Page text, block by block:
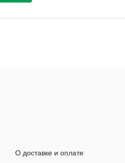
О доставке и оплате